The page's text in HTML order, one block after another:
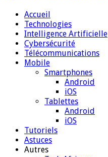
Accueil
Technologies
Intelligence Artificielle
Cybersécurité
Télécommunications
Mobile
Smartphones
Android
iOS
Tablettes
Android
iOS
Tutoriels
Astuces
Autres